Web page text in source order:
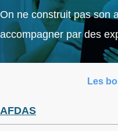
On ne construit pas son
accompagner par des
Les
AFDAS